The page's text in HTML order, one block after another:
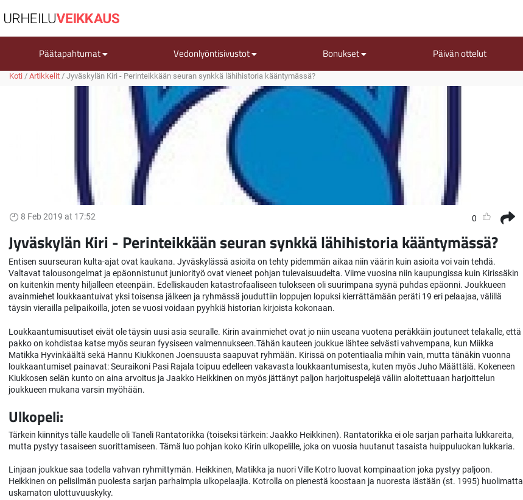
Päätapahtumat Vedonlyöntisivustot Bonukset Päivän ottelut
Koti / Artikkelit / Jyväskylän Kiri - Perinteikkään seuran synkkä lähihistoria kääntymässä?
8 Feb 2019 at 17:52 0
Jyväskylän Kiri - Perinteikkään seuran synkkä lähihistoria kääntymässä?
Entisen suurseuran kulta-ajat ovat kaukana. Jyväskylässä asioita on tehty pidemmän aikaa niin väärin kuin asioita voi vain tehdä.
Valtavat talousongelmat ja epäonnistunut juniorityö ovat vieneet pohjan tulevaisuudelta. Viime vuosina niin kaupungissa kuin Kirissäkin
on kuitenkin menty hiljalleen eteenpäin. Edelliskauden katastrofaaliseen tulokseen oli suurimpana syynä puhdas epäonni. Joukkueen
avainmiehet loukkaantuivat yksi toisensa jälkeen ja ryhmässä jouduttiin loppujen lopuksi kierrättämään peräti 19 eri pelaajaa, välillä
täysin vierailla pelipaikoilla, joten se vuosi voidaan pyyhkiä historian kirjoista kokonaan.
Loukkaantumisuutiset eivät ole täysin uusi asia seuralle. Kirin avainmiehet ovat jo niin useana vuotena peräkkäin joutuneet telakalle, että
pakko on kohdistaa katse myös seuran fyysiseen valmennukseen.Tähän kauteen joukkue lähtee selvästi vahvempana, kun Miikka
Matikka Hyvinkäältä sekä Hannu Kiukkonen Joensuusta saapuvat ryhmään. Kirissä on potentiaalia mihin vain, mutta tänäkin vuonna
loukkaantumiset painavat: Seuraikoni Pasi Rajala toipuu edelleen vakavasta loukkaantumisesta, kuten myös Juho Määttälä. Kokeneen
Kiukkosen selän kunto on aina arvoitus ja Jaakko Heikkinen on myös jättänyt paljon harjoituspelejä väliin aloitettuaan harjoittelun
joukkueen mukana varsin myöhään.
Ulkopeli:
Tärkein kiinnitys tälle kaudelle oli Taneli Rantatorikka (toiseksi tärkein: Jaakko Heikkinen). Rantatorikka ei ole sarjan parhaita lukkareita,
mutta pystyy tasaiseen suorittamiseen. Tämä luo pohjan koko Kirin ulkopelille, joka on vuosia huutanut tasaista huippuluokan lukkaria.
Linjaan joukkue saa todella vahvan ryhmittymän. Heikkinen, Matikka ja nuori Ville Kotro luovat kompinaation joka pystyy paljoon.
Heikkinen on pelisilmän puolesta sarjan parhaimpia ulkopelaajia. Kotrolla on pienestä koostaan ja nuoresta iästään (st. 1995) huolimatta
uskamaton ulottuvuuskyky.